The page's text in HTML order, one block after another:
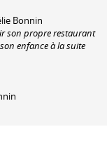
Bonnin
son propre restaurant
enfance à la suite